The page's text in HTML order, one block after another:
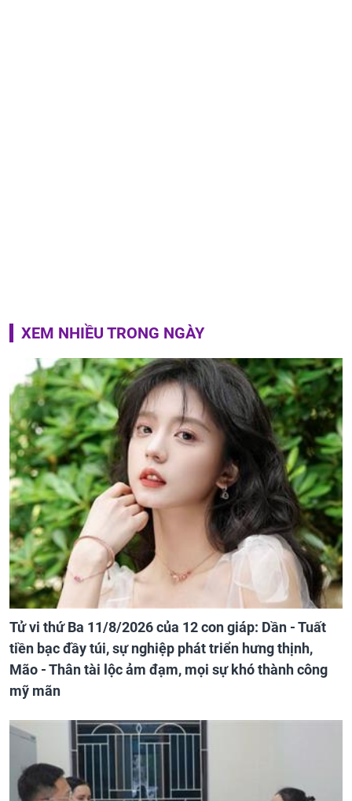
XEM NHIỀU TRONG NGÀY
Tử vi thứ Ba 11/8/2026 của 12 con giáp: Dần - Tuất
tiền bạc đầy túi, sự nghiệp phát triển hưng thịnh,
Mão - Thân tài lộc ảm đạm, mọi sự khó thành công
mỹ mãn